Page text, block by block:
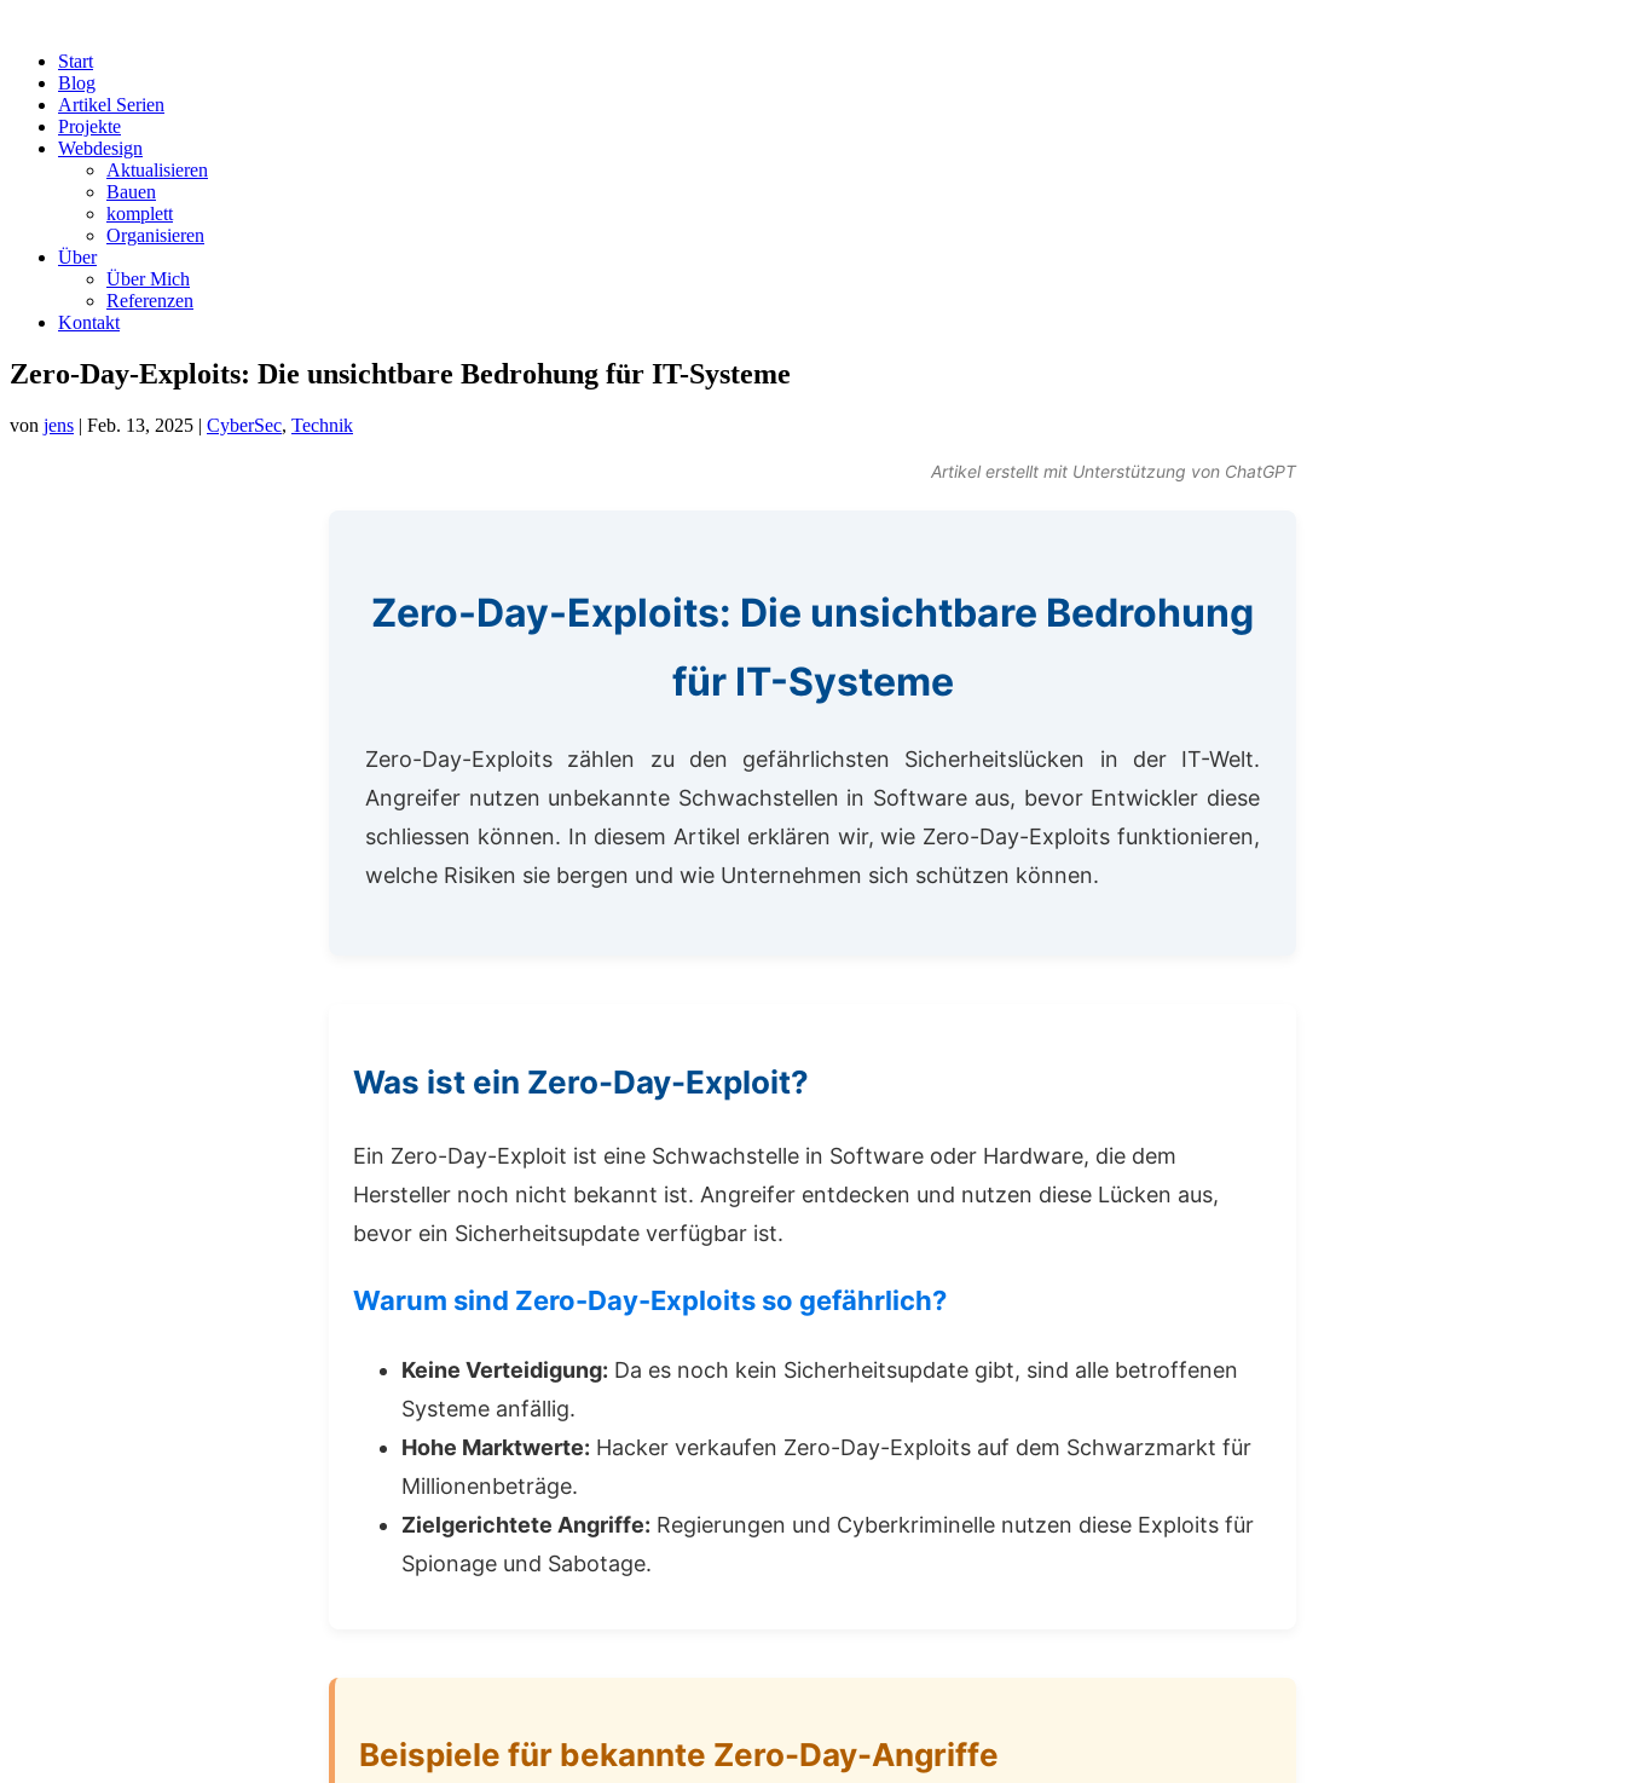
Start
Blog
Artikel Serien
Projekte
Webdesign
Aktualisieren
Bauen
komplett
Organisieren
Über
Über Mich
Referenzen
Kontakt
Zero-Day-Exploits: Die unsichtbare Bedrohung für IT-Systeme
von jens | Feb. 13, 2025 | CyberSec, Technik
Artikel erstellt mit Unterstützung von ChatGPT
Zero-Day-Exploits: Die unsichtbare Bedrohung
für IT-Systeme
Zero-Day-Exploits zählen zu den gefährlichsten Sicherheitslücken in der IT-Welt.
Angreifer nutzen unbekannte Schwachstellen in Software aus, bevor Entwickler diese
schliessen können. In diesem Artikel erklären wir, wie Zero-Day-Exploits funktionieren,
welche Risiken sie bergen und wie Unternehmen sich schützen können.
Was ist ein Zero-Day-Exploit?
Ein Zero-Day-Exploit ist eine Schwachstelle in Software oder Hardware, die dem
Hersteller noch nicht bekannt ist. Angreifer entdecken und nutzen diese Lücken aus,
bevor ein Sicherheitsupdate verfügbar ist.
Warum sind Zero-Day-Exploits so gefährlich?
Keine Verteidigung: Da es noch kein Sicherheitsupdate gibt, sind alle betroffenen
Systeme anfällig.
Hohe Marktwerte: Hacker verkaufen Zero-Day-Exploits auf dem Schwarzmarkt für
Millionenbeträge.
Zielgerichtete Angriffe: Regierungen und Cyberkriminelle nutzen diese Exploits für
Spionage und Sabotage.
Beispiele für bekannte Zero-Day-Angriffe